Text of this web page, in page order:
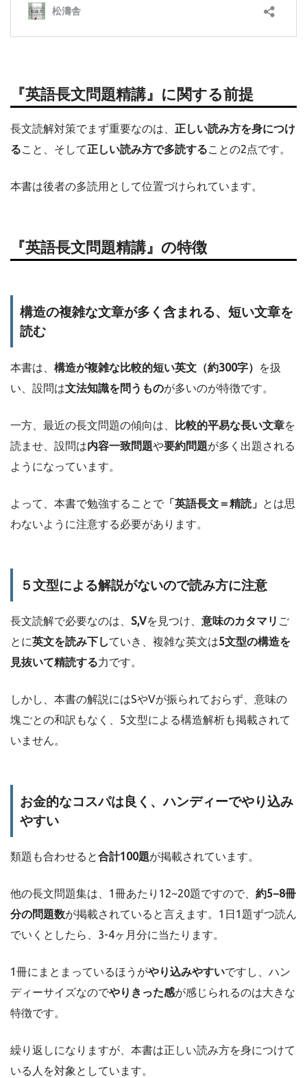
『英語長文問題精講』に関する前提
長文読解対策でまず重要なのは、 正しい読み方を身につけ
ること、そして正しい読み方で多読することの2点です。
本書は後者の多読用として位置づけられています。
『英語長文問題精講』の特徴
構造の複雑な文章が多く含まれる、短い文章を
読む
本書は、 構造が複雑な比較的短い英文（約300字）
を扱
い、設問は文法知識を問うものが多いのが特徴です。
一方、最近の長文問題の傾向は、 比較的平易な長い文章を
読ませ、設問は内容一致問題や要約問題が多く出題される
ようになっています。
よって、本書で勉強することで 「英語長文＝精読」 とは思
わないように注意する必要があります。
５文型による解説がないので読み方に注意
長文読解で必要なのは、 S,Vを見つけ、 意味のカタマリ ご
とに英文を読み下していき、複雑な英文は5文型の構造を
見抜いて精読する力です。
しかし、本書の解説にはSやVが振られておらず、意味の
塊ごとの和訳もなく、5文型による構造解析も掲載されて
いません。
お金的なコスパは良く、ハンディーでやり込み
やすい
類題も合わせると合計100題が掲載されています。
他の長文問題集は、1冊あたり12~20題ですので、 約5−8冊
分の問題数が掲載されていると言えます。1日1題ずつ読ん
でいくとしたら、3-4ヶ月分に当たります。
1冊にまとまっているほうがやり込みやすいですし、ハン
ディーサイズなのでやりきった感が感じられるのは大きな
特徴です。
繰り返しになりますが、本書は正しい読み方を身につけて
いる人を対象としています。